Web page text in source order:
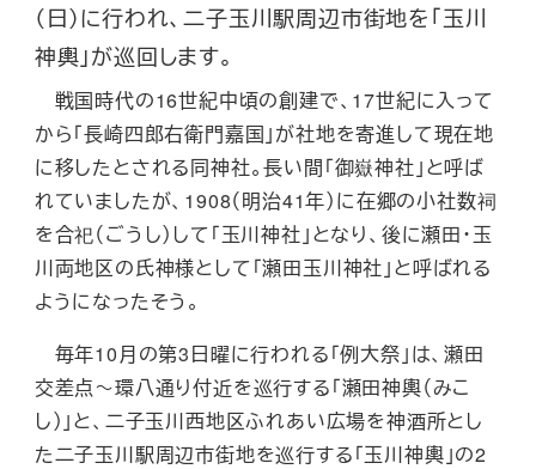
（日）に行われ、二子玉川駅周辺市街地を「玉川
神輿」が巡回します。
戦国時代の16世紀中頃の創建で、17世紀に入って
から「長崎四郎右衛門嘉国」が社地を寄進して現在地
に移したとされる同神社。長い間「御嶽神社」と呼ば
れていましたが、1908（明治41年）に在郷の小社数祠
を合祀（ごうし）して「玉川神社」となり、後に瀬田・玉
川両地区の氏神様として「瀬田玉川神社」と呼ばれる
ようになったそう。
毎年10月の第3日曜に行われる「例大祭」は、瀬田
交差点～環八通り付近を巡行する「瀬田神輿（みこ
し）」と、二子玉川西地区ふれあい広場を神酒所とし
た二子玉川駅周辺市街地を巡行する「玉川神輿」の2